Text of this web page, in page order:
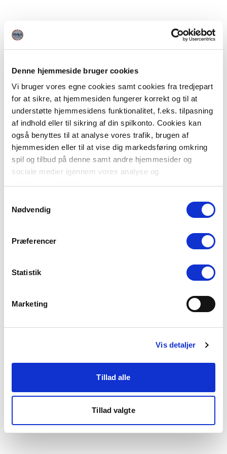
Denne hjemmeside bruger cookies
Vi bruger vores egne cookies samt cookies fra tredjepart
for at sikre, at hjemmesiden fungerer korrekt og til at
understøtte hjemmesidens funktionalitet, f.eks. tilpasning
af indhold eller til sikring af din spilkonto. Cookies kan
også benyttes til at analyse vores trafik, brugen af
hjemmesiden eller til at vise dig markedsføring omkring
spil og tilbud på denne samt andre hjemmesider og
sociale medier igennem vores analyse og
Du kan læse mere om vores brug af cookies under
"Detaljer" eller ved at klikke videre til vores Cookiepolitik,
Nødvendig
Præferencer
Statistik
Marketing
Vis detaljer
Tillad alle
Tillad valgte